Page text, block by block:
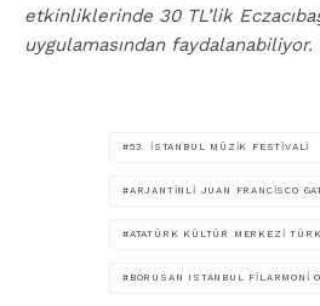
etkinliklerinde 30 TL’lik
uygulamasından faydalanabiliyor.
53. İSTANBUL MÜZIK FESTIVALI
ARJANTINLI JUAN FRANCISCO
ATATÜRK KÜLTÜR MERKEZI
BORUSAN ISTANBUL FILARMONI